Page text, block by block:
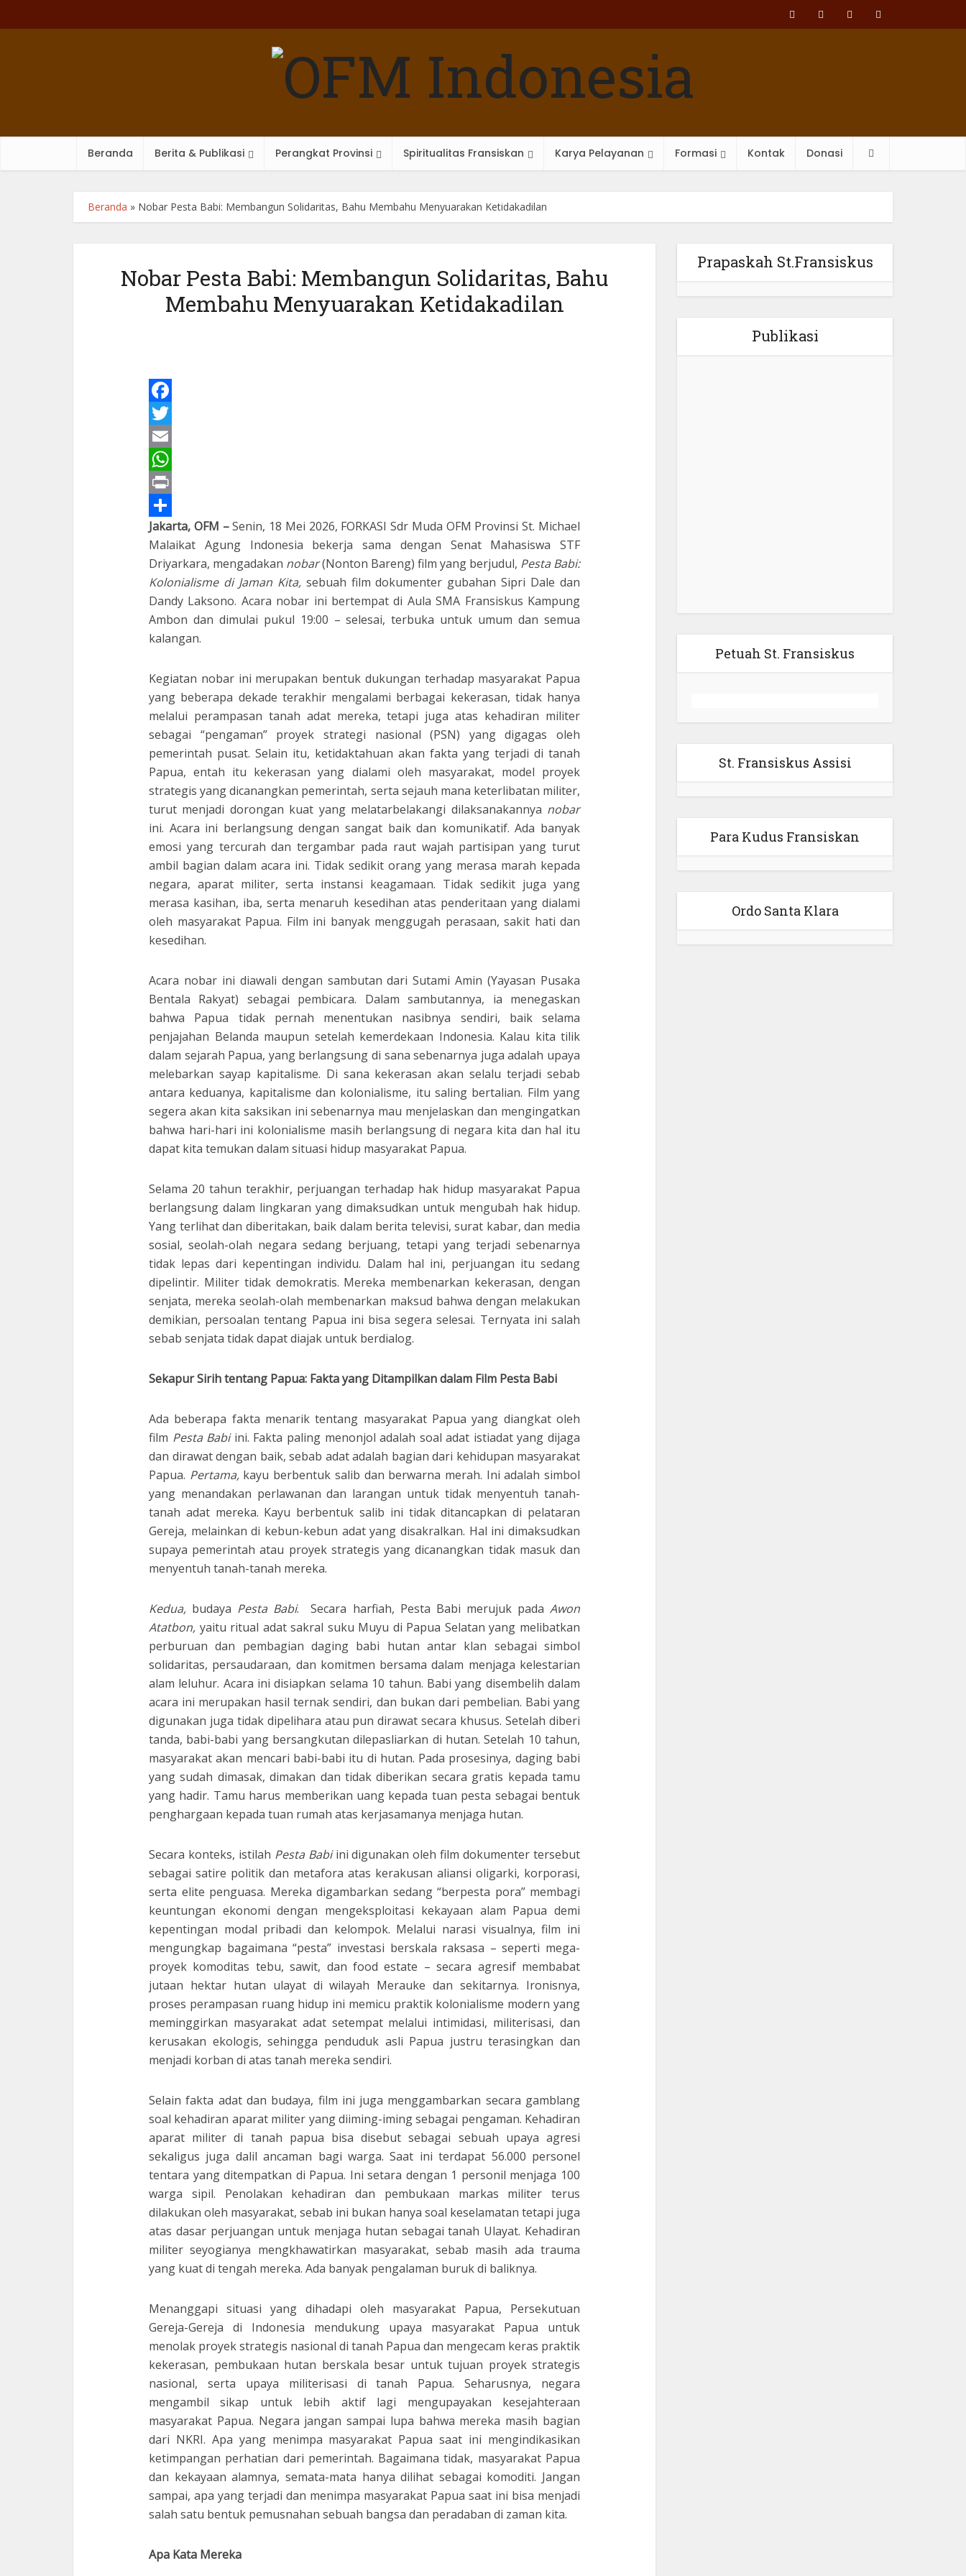
Beranda Berita & Publikasi Perangkat Provinsi Spiritualitas Fransiskan Karya Pelayanan Formasi Kontak Donasi
Beranda » Nobar Pesta Babi: Membangun Solidaritas, Bahu Membahu Menyuarakan Ketidakadilan
Nobar Pesta Babi: Membangun Solidaritas, Bahu
Membahu Menyuarakan Ketidakadilan
Facebook
Twitter
Email
WhatsApp
Print
Share
Jakarta, OFM –Senin, 18 Mei 2026, FORKASI Sdr Muda OFM Provinsi St. Michael
Malaikat Agung Indonesia bekerja sama dengan Senat Mahasiswa STF
Driyarkara, mengadakan nobar(Nonton Bareng) film yang berjudul, Pesta Babi:
Kolonialisme di Jaman Kita, sebuah film dokumenter gubahan Sipri Dale dan
Dandy Laksono. Acara nobar ini bertempat di Aula SMA Fransiskus Kampung
Ambon dan dimulai pukul 19:00 – selesai, terbuka untuk umum dan semua
kalangan.
Kegiatan nobar ini merupakan bentuk dukungan terhadap masyarakat Papua
yang beberapa dekade terakhir mengalami berbagai kekerasan, tidak hanya
melalui perampasan tanah adat mereka, tetapi juga atas kehadiran militer
sebagai “pengaman” proyek strategi nasional (PSN) yang digagas oleh
pemerintah pusat. Selain itu, ketidaktahuan akan fakta yang terjadi di tanah
Papua, entah itu kekerasan yang dialami oleh masyarakat, model proyek
strategis yang dicanangkan pemerintah, serta sejauh mana keterlibatan militer,
turut menjadi dorongan kuat yang melatarbelakangi dilaksanakannya nobar
ini. Acara ini berlangsung dengan sangat baik dan komunikatif. Ada banyak
emosi yang tercurah dan tergambar pada raut wajah partisipan yang turut
ambil bagian dalam acara ini. Tidak sedikit orang yang merasa marah kepada
negara, aparat militer, serta instansi keagamaan. Tidak sedikit juga yang
merasa kasihan, iba, serta menaruh kesedihan atas penderitaan yang dialami
oleh masyarakat Papua. Film ini banyak menggugah perasaan, sakit hati dan
kesedihan.
Acara nobar ini diawali dengan sambutan dari Sutami Amin (Yayasan Pusaka
Bentala Rakyat) sebagai pembicara. Dalam sambutannya, ia menegaskan
bahwa Papua tidak pernah menentukan nasibnya sendiri, baik selama
penjajahan Belanda maupun setelah kemerdekaan Indonesia. Kalau kita tilik
dalam sejarah Papua, yang berlangsung di sana sebenarnya juga adalah upaya
melebarkan sayap kapitalisme. Di sana kekerasan akan selalu terjadi sebab
antara keduanya, kapitalisme dan kolonialisme, itu saling bertalian. Film yang
segera akan kita saksikan ini sebenarnya mau menjelaskan dan mengingatkan
bahwa hari-hari ini kolonialisme masih berlangsung di negara kita dan hal itu
dapat kita temukan dalam situasi hidup masyarakat Papua.
Selama 20 tahun terakhir, perjuangan terhadap hak hidup masyarakat Papua
berlangsung dalam lingkaran yang dimaksudkan untuk mengubah hak hidup.
Yang terlihat dan diberitakan, baik dalam berita televisi, surat kabar, dan media
sosial, seolah-olah negara sedang berjuang, tetapi yang terjadi sebenarnya
tidak lepas dari kepentingan individu. Dalam hal ini, perjuangan itu sedang
dipelintir. Militer tidak demokratis. Mereka membenarkan kekerasan, dengan
senjata, mereka seolah-olah membenarkan maksud bahwa dengan melakukan
demikian, persoalan tentang Papua ini bisa segera selesai. Ternyata ini salah
sebab senjata tidak dapat diajak untuk berdialog.
Sekapur Sirih tentang Papua: Fakta yang Ditampilkan dalam Film Pesta Babi
Ada beberapa fakta menarik tentang masyarakat Papua yang diangkat oleh
film Pesta Babiini. Fakta paling menonjol adalah soal adat istiadat yang dijaga
dan dirawat dengan baik, sebab adat adalah bagian dari kehidupan masyarakat
Papua. Pertama, kayu berbentuk salib dan berwarna merah. Ini adalah simbol
yang menandakan perlawanan dan larangan untuk tidak menyentuh tanah-
tanah adat mereka. Kayu berbentuk salib ini tidak ditancapkan di pelataran
Gereja, melainkan di kebun-kebun adat yang disakralkan. Hal ini dimaksudkan
supaya pemerintah atau proyek strategis yang dicanangkan tidak masuk dan
menyentuh tanah-tanah mereka.
Kedua, budaya Pesta Babi. Secara harfiah, Pesta Babi merujuk padaAwon
Atatbon, yaitu ritual adat sakral suku Muyu di Papua Selatan yang melibatkan
perburuan dan pembagian daging babi hutan antar klan sebagai simbol
solidaritas, persaudaraan, dan komitmen bersama dalam menjaga kelestarian
alam leluhur. Acara ini disiapkan selama 10 tahun. Babi yang disembelih dalam
acara ini merupakan hasil ternak sendiri, dan bukan dari pembelian. Babi yang
digunakan juga tidak dipelihara atau pun dirawat secara khusus. Setelah diberi
tanda, babi-babi yang bersangkutan dilepasliarkan di hutan. Setelah 10 tahun,
masyarakat akan mencari babi-babi itu di hutan. Pada prosesinya, daging babi
yang sudah dimasak, dimakan dan tidak diberikan secara gratis kepada tamu
yang hadir. Tamu harus memberikan uang kepada tuan pesta sebagai bentuk
penghargaan kepada tuan rumah atas kerjasamanya menjaga hutan.
Secara konteks, istilah Pesta Babiini digunakan oleh film dokumenter tersebut
sebagai satire politik dan metafora atas kerakusan aliansi oligarki, korporasi,
serta elite penguasa. Mereka digambarkan sedang “berpesta pora” membagi
keuntungan ekonomi dengan mengeksploitasi kekayaan alam Papua demi
kepentingan modal pribadi dan kelompok. Melalui narasi visualnya, film ini
mengungkap bagaimana “pesta” investasi berskala raksasa – seperti mega-
proyek komoditas tebu, sawit, dan food estate – secara agresif membabat
jutaan hektar hutan ulayat di wilayah Merauke dan sekitarnya. Ironisnya,
proses perampasan ruang hidup ini memicu praktik kolonialisme modern yang
meminggirkan masyarakat adat setempat melalui intimidasi, militerisasi, dan
kerusakan ekologis, sehingga penduduk asli Papua justru terasingkan dan
menjadi korban di atas tanah mereka sendiri.
Selain fakta adat dan budaya, film ini juga menggambarkan secara gamblang
soal kehadiran aparat militer yang diiming-iming sebagai pengaman. Kehadiran
aparat militer di tanah papua bisa disebut sebagai sebuah upaya agresi
sekaligus juga dalil ancaman bagi warga. Saat ini terdapat 56.000 personel
tentara yang ditempatkan di Papua. Ini setara dengan 1 personil menjaga 100
warga sipil. Penolakan kehadiran dan pembukaan markas militer terus
dilakukan oleh masyarakat, sebab ini bukan hanya soal keselamatan tetapi juga
atas dasar perjuangan untuk menjaga hutan sebagai tanah Ulayat. Kehadiran
militer seyogianya mengkhawatirkan masyarakat, sebab masih ada trauma
yang kuat di tengah mereka. Ada banyak pengalaman buruk di baliknya.
Menanggapi situasi yang dihadapi oleh masyarakat Papua, Persekutuan
Gereja-Gereja di Indonesia mendukung upaya masyarakat Papua untuk
menolak proyek strategis nasional di tanah Papua dan mengecam keras praktik
kekerasan, pembukaan hutan berskala besar untuk tujuan proyek strategis
nasional, serta upaya militerisasi di tanah Papua. Seharusnya, negara
mengambil sikap untuk lebih aktif lagi mengupayakan kesejahteraan
masyarakat Papua. Negara jangan sampai lupa bahwa mereka masih bagian
dari NKRI. Apa yang menimpa masyarakat Papua saat ini mengindikasikan
ketimpangan perhatian dari pemerintah. Bagaimana tidak, masyarakat Papua
dan kekayaan alamnya, semata-mata hanya dilihat sebagai komoditi. Jangan
sampai, apa yang terjadi dan menimpa masyarakat Papua saat ini bisa menjadi
salah satu bentuk pemusnahan sebuah bangsa dan peradaban di zaman kita.
Apa Kata Mereka
Prapaskah St.Fransiskus
Publikasi
Petuah St. Fransiskus
St. Fransiskus Assisi
Para Kudus Fransiskan
Ordo Santa Klara